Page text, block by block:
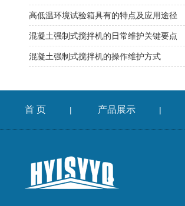
高低温环境试验箱具有的特点及应用途径
混凝土强制式搅拌机的日常维护关键要点
混凝土强制式搅拌机的操作维护方式
首 页 | 产品展示 |